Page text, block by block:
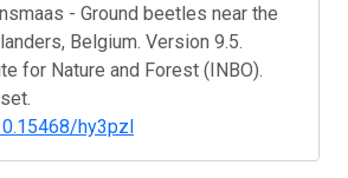
- Ground beetles near the
Belgium. Version 9.5.
for Nature and Forest (INBO).
hy3pzl